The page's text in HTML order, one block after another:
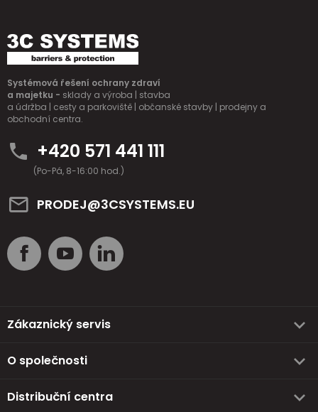
Systémová řešení ochrany zdraví
a majetku - sklady a výroba | stavba
a údržba | cesty a parkoviště | občanské stavby | prodejny a
obchodní centra.
+420 571 441 111
(Po-Pá, 8-16:00 hod.)
PRODEJ@3CSYSTEMS.EU
Zákaznický servis
O společnosti
Distribuční centra